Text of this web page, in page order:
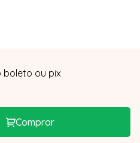
boleto ou pix
Comprar